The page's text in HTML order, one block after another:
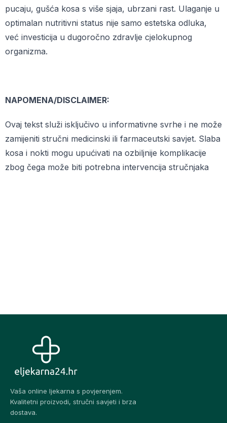
pucaju, gušća kosa s više sjaja, ubrzani rast. Ulaganje u
optimalan nutritivni status nije samo estetska odluka,
već investicija u dugoročno zdravlje cjelokupnog
organizma.
NAPOMENA/DISCLAIMER:
Ovaj tekst služi isključivo u informativne svrhe i ne može
zamijeniti stručni medicinski ili farmaceutski savjet. Slaba
kosa i nokti mogu upućivati na ozbiljnije komplikacije
zbog čega može biti potrebna intervencija stručnjaka
Vaša online ljekarna s povjerenjem.
Kvalitetni proizvodi, stručni savjeti i brza
dostava.